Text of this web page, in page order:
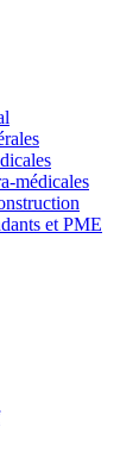
médicales
et PME